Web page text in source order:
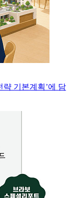
략 기본계획’에 담